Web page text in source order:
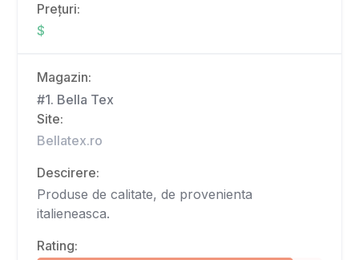
Prețuri:
$
Magazin:
#1. Bella Tex
Site:
Bellatex.ro
Descirere:
Produse de calitate, de provenienta
italieneasca.
Rating: